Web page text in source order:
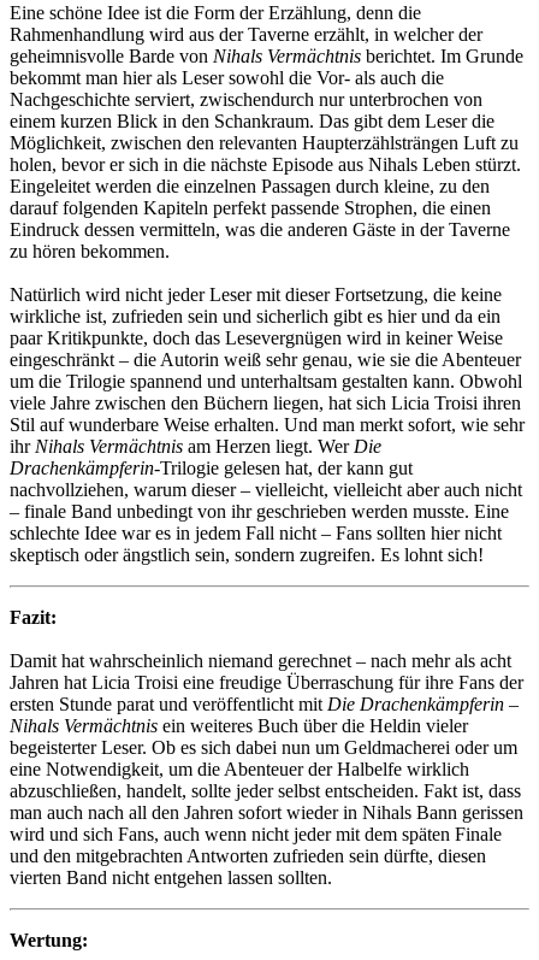
Eine schöne Idee ist die Form der Erzählung, denn die
Rahmenhandlung wird aus der Taverne erzählt, in welcher der
geheimnisvolle Barde von Nihals Vermächtnis berichtet. Im Grunde
bekommt man hier als Leser sowohl die Vor- als auch die
Nachgeschichte serviert, zwischendurch nur unterbrochen von
einem kurzen Blick in den Schankraum. Das gibt dem Leser die
Möglichkeit, zwischen den relevanten Haupterzählsträngen Luft zu
holen, bevor er sich in die nächste Episode aus Nihals Leben stürzt.
Eingeleitet werden die einzelnen Passagen durch kleine, zu den
darauf folgenden Kapiteln perfekt passende Strophen, die einen
Eindruck dessen vermitteln, was die anderen Gäste in der Taverne
zu hören bekommen.
Natürlich wird nicht jeder Leser mit dieser Fortsetzung, die keine
wirkliche ist, zufrieden sein und sicherlich gibt es hier und da ein
paar Kritikpunkte, doch das Lesevergnügen wird in keiner Weise
eingeschränkt – die Autorin weiß sehr genau, wie sie die Abenteuer
um die Trilogie spannend und unterhaltsam gestalten kann. Obwohl
viele Jahre zwischen den Büchern liegen, hat sich Licia Troisi ihren
Stil auf wunderbare Weise erhalten. Und man merkt sofort, wie sehr
ihr Nihals Vermächtnis am Herzen liegt. Wer Die
Drachenkämpferin-Trilogie gelesen hat, der kann gut
nachvollziehen, warum dieser – vielleicht, vielleicht aber auch nicht
– finale Band unbedingt von ihr geschrieben werden musste. Eine
schlechte Idee war es in jedem Fall nicht – Fans sollten hier nicht
skeptisch oder ängstlich sein, sondern zugreifen. Es lohnt sich!
Fazit:
Damit hat wahrscheinlich niemand gerechnet – nach mehr als acht
Jahren hat Licia Troisi eine freudige Überraschung für ihre Fans der
ersten Stunde parat und veröffentlicht mit Die Drachenkämpferin –
Nihals Vermächtnis ein weiteres Buch über die Heldin vieler
begeisterter Leser. Ob es sich dabei nun um Geldmacherei oder um
eine Notwendigkeit, um die Abenteuer der Halbelfe wirklich
abzuschließen, handelt, sollte jeder selbst entscheiden. Fakt ist, dass
man auch nach all den Jahren sofort wieder in Nihals Bann gerissen
wird und sich Fans, auch wenn nicht jeder mit dem späten Finale
und den mitgebrachten Antworten zufrieden sein dürfte, diesen
vierten Band nicht entgehen lassen sollten.
Wertung: